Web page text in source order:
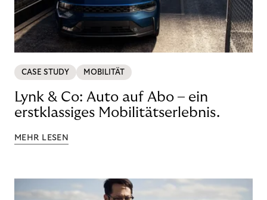
CASE STUDY MOBILITÄT
Lynk & Co: Auto auf Abo – ein
erstklassiges Mobilitätserlebnis.
MEHR LESEN